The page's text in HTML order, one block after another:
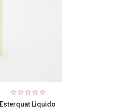
Esterquat Liquido